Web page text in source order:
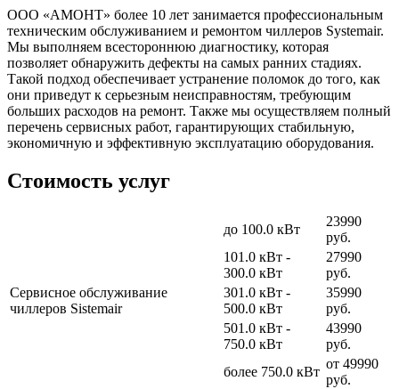
ООО «АМОНТ» более 10 лет занимается профессиональным
техническим обслуживанием и ремонтом чиллеров Systemair.
Мы выполняем всестороннюю диагностику, которая
позволяет обнаружить дефекты на самых ранних стадиях.
Такой подход обеспечивает устранение поломок до того, как
они приведут к серьезным неисправностям, требующим
больших расходов на ремонт. Также мы осуществляем полный
перечень сервисных работ, гарантирующих стабильную,
экономичную и эффективную эксплуатацию оборудования.
Стоимость услуг
Сервисное обслуживание
чиллеров Sistemair
до 100.0 кВт
23990
руб.
101.0 кВт -
300.0 кВт
27990
руб.
301.0 кВт -
500.0 кВт
35990
руб.
501.0 кВт -
750.0 кВт
43990
руб.
более 750.0 кВт
от 49990
руб.